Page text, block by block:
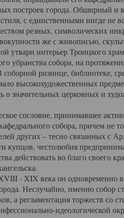
построек города. Обширный и
с единственными нигде не
резных, символических
же с живописью,
интерьер Троицкого
убранства собора, на
ризнице, библиотеке,
высокохудожественных
значительных церковных и
сословие, принимавшее
собора, причем не
других – тесно связанных с
купцов, честолюбия
действовать во благо своего
- XIX века он одновременно
Неслучайно, именно собор
а регламентация торжеств со
идеологической